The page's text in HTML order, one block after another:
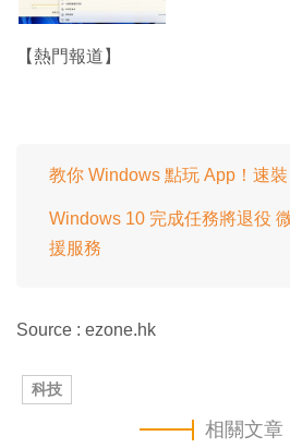
【熱門報道】
教你 Windows 點玩 App！速
Windows 10 完成任務將退役
援服務
Source : ezone.hk
科技
相關文章